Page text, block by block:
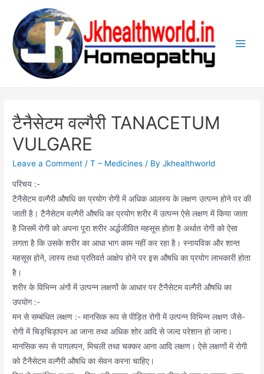
content
टैनैसेटम वल्गैरी TANACETUM
VULGARE
Leave a Comment /T – Medicines / ByJkhealthworld
परिचय :-
टैनैसेटम वल्गैरी औषधि का प्रयोग रोगी में अधिक आलस्य के लक्षण उत्पन्न होने पर की
जाती है। टैनैसेटम वल्गैरी औषधि का प्रयोग शरीर में उत्पन्न ऐसे लक्षण में किया जाता
है जिसमें रोगी को अपना पूरा शरीर अर्द्धजीवित महसूस होता है अर्थात रोगी को ऐसा
लगता है कि उसके शरीर का आधा भाग काम नहीं कर रहा है। स्नायविक और शान्त
महसूस होने, लास्य तथा प्रतिवर्त आक्षेप होने पर इस औषधि का प्रयोग लाभकारी होता
है।
शरीर के विभिन्न अंगों में उत्पन्न लक्षणों के आधार पर टैनैसेटम वल्गैरी औषधि का
उपयोग :-
मन से सम्बंधित लक्षण :- मानसिक रूप से पीड़ित रोगी में उत्पन्न विभिन्न लक्षण जैसे-
रोगी में चिड़चिड़ापन आ जाना तथा अधिक शोर आदि से जल्द परेशान हो जाना।
मानसिक रूप से पागलपन, मिचली तथा चक्कर आना आदि लक्षण। ऐसे लक्षणों में रोगी
को टैनैसेटम वल्गैरी औषधि का सेवन करना चाहिए।